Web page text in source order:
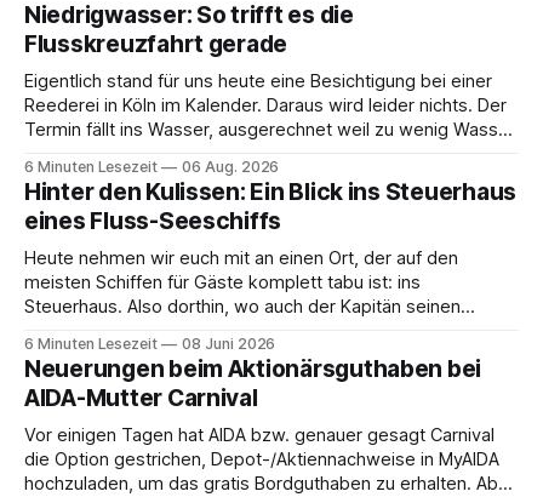
Niedrigwasser: So trifft es die
Flusskreuzfahrt gerade
Eigentlich stand für uns heute eine Besichtigung bei einer
Reederei in Köln im Kalender. Daraus wird leider nichts. Der
Termin fällt ins Wasser, ausgerechnet weil zu wenig Wasser
und fahren mit Thurgau Travel die Donau hinunter Richtung
Budapest. Auch
6 Minuten Lesezeit 06 Aug. 2026
Hinter den Kulissen: Ein Blick ins Steuerhaus
eines Fluss-Seeschiffs
Heute nehmen wir euch mit an einen Ort, der auf den
meisten Schiffen für Gäste komplett tabu ist: ins
Steuerhaus. Also dorthin, wo auch der Kapitän seinen
Saxonia ging es zur Mittagszeit von Mainz Richtung Koblenz
– und wir durften für ein
6 Minuten Lesezeit 08 Juni 2026
Neuerungen beim Aktionärsguthaben bei
AIDA-Mutter Carnival
Vor einigen Tagen hat AIDA bzw. genauer gesagt Carnival
die Option gestrichen, Depot-/Aktiennachweise in MyAIDA
hochzuladen, um das gratis Bordguthaben zu erhalten. Ab